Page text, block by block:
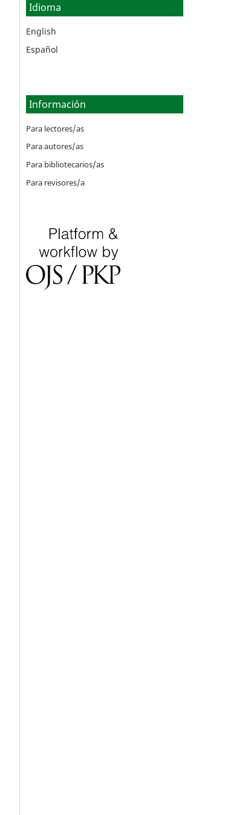
Idioma
English
Español
Información
Para lectores/as
Para autores/as
Para bibliotecarios/as
Para revisores/a